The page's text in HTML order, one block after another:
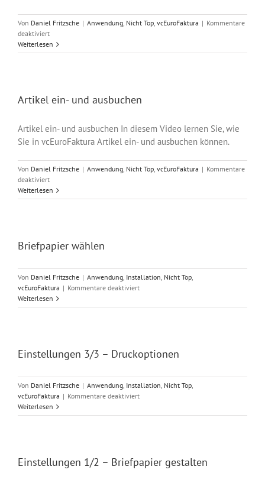
Von Daniel Fritzsche | Anwendung, Nicht Top, vcEuroFaktura | Kommentare
deaktiviertfür
Differenzbesteuerung
Weiterlesen
Artikel ein- und ausbuchen
Artikel ein- und ausbuchen In diesem Video lernen Sie, wie
Sie in vcEuroFaktura Artikel ein- und ausbuchen können.
Von Daniel Fritzsche | Anwendung, Nicht Top, vcEuroFaktura | Kommentare
deaktiviertfür
Artikel
ein-
Weiterlesen
Briefpapier wählen
Von Daniel Fritzsche | Anwendung, Installation, Nicht Top,
vcEuroFaktura | Kommentare deaktiviertfür
wählen
Weiterlesen
Einstellungen 3/3 – Druckoptionen
Von Daniel Fritzsche | Anwendung, Installation, Nicht Top,
vcEuroFaktura | Kommentare deaktiviertfür
3/3
Weiterlesen
Einstellungen 1/2 – Briefpapier gestalten